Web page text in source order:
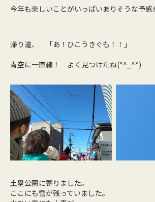
今年も楽しいことがいっぱいありそうな予感
帰り道、 「あ！ひこうきぐも！！」
青空に一直線！ よく見つけたね(*^_^*)
土塁公園に寄りました。
ここにも雪が残っていました。